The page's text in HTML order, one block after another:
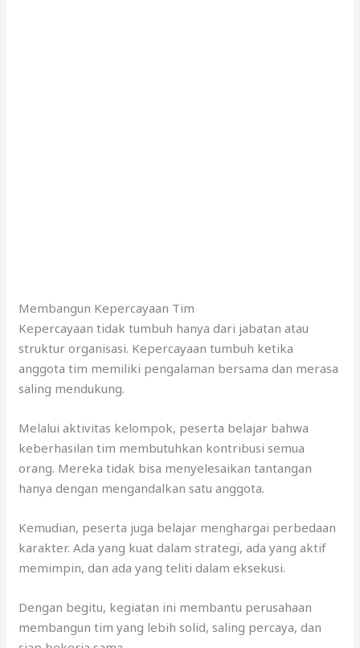
Membangun Kepercayaan Tim
Kepercayaan tidak tumbuh hanya dari jabatan atau
struktur organisasi. Kepercayaan tumbuh ketika
anggota tim memiliki pengalaman bersama dan merasa
saling mendukung.
Melalui aktivitas kelompok, peserta belajar bahwa
keberhasilan tim membutuhkan kontribusi semua
orang. Mereka tidak bisa menyelesaikan tantangan
hanya dengan mengandalkan satu anggota.
Kemudian, peserta juga belajar menghargai perbedaan
karakter. Ada yang kuat dalam strategi, ada yang aktif
memimpin, dan ada yang teliti dalam eksekusi.
Dengan begitu, kegiatan ini membantu perusahaan
membangun tim yang lebih solid, saling percaya, dan